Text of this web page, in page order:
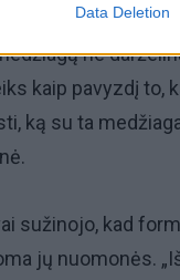
Data Deletion
ne
kaip pavyzdį to,
ką su ta
sužinojo, kad
jų nuomonės.